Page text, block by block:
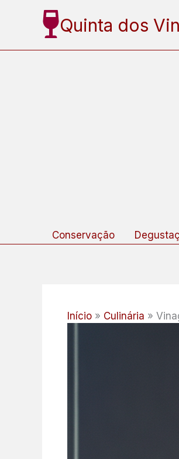
Quinta dos
Conservação
Início Culinária